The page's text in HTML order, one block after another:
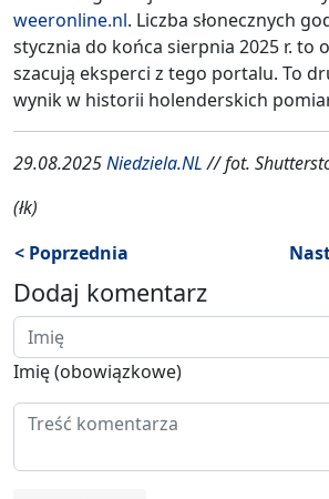
weeronline.nl. Liczba słonecznych
stycznia do końca sierpnia 2025 r. to
szacują eksperci z tego portalu. To
wynik w historii holenderskich
29.08.2025Niedziela.NL// fot.
(łk)
< Poprzednia
Dodaj komentarz
Imię (obowiązkowe)